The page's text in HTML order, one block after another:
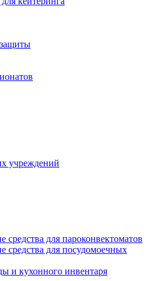
учреждений
для пароконвектоматов
для посудомоечных
и кухонного инвентаря